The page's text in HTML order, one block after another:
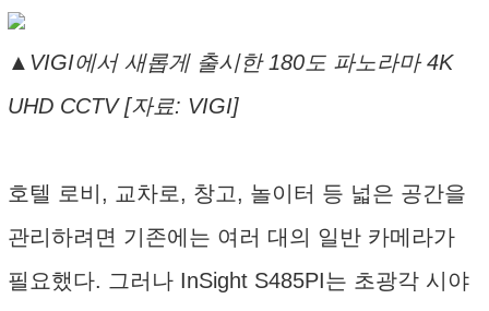
▲VIGI에서 새롭게 출시한 180도 파노라마 4K
UHD CCTV [자료: VIGI]
호텔 로비, 교차로, 창고, 놀이터 등 넓은 공간을
관리하려면 기존에는 여러 대의 일반 카메라가
필요했다. 그러나 InSight S485PI는 초광각 시야